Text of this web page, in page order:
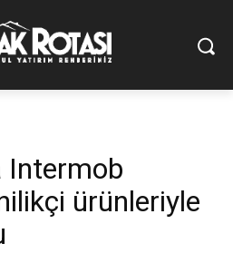
Intermob
ürünleriyle